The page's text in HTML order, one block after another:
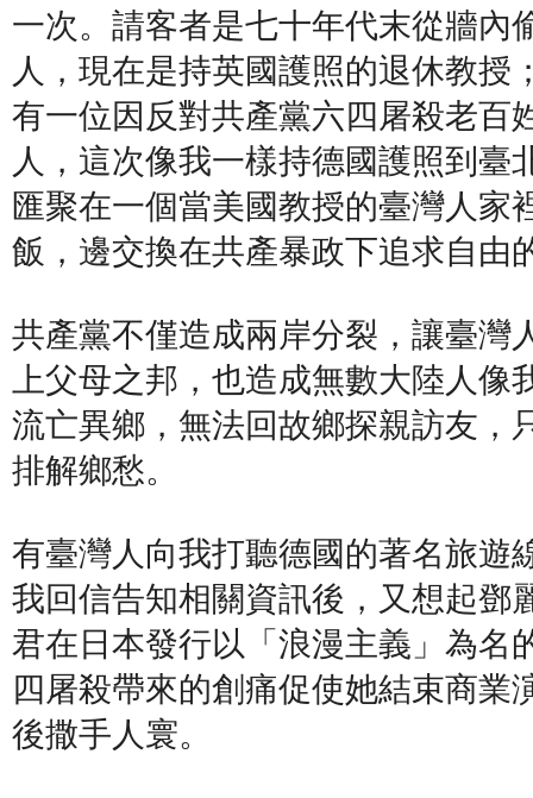
一次。請客者是七十年代末從牆內
人，現在是持英國護照的退休教授
有一位因反對共產黨六四屠殺老百
人，這次像我一樣持德國護照到臺
匯聚在一個當美國教授的臺灣人家
飯，邊交換在共產暴政下追求自由
共產黨不僅造成兩岸分裂，讓臺灣
上父母之邦，也造成無數大陸人像
流亡異鄉，無法回故鄉探親訪友，
排解鄉愁。
有臺灣人向我打聽德國的著名旅遊
我回信告知相關資訊後，又想起鄧
君在日本發行以「浪漫主義」為名
四屠殺帶來的創痛促使她結束商業
後撒手人寰。